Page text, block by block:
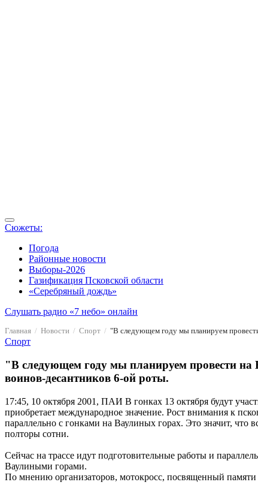
Сюжеты:
Погода
Районные новости
Выборы-2026
Газификация Псковской области
«Серебряный дождь»
Слушать радио «7 небо» онлайн
Главная Новости Спорт
Спорт
"В следующем году мы планируем провести на
воинов-десантников 6-ой роты.
17:45, 10 октября 2001, ПАИ В гонках 13 октября будут
приобретает международное значение. Рост внимания к
параллельно с гонками на Ваулиных горах. Это значит, что
полторы сотни.
Сейчас на трассе идут подготовительные работы и
Ваулиными горами.
По мнению организаторов, мотокросс, посвященный